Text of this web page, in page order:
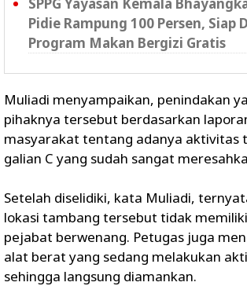
Pidie Rampung 100 Persen, Siap
Program Makan Bergizi Gratis
Muliadi menyampaikan, penindakan
pihaknya tersebut berdasarkan
masyarakat tentang adanya aktivitas
galian C yang sudah sangat
Setelah diselidiki, kata Muliadi,
lokasi tambang tersebut tidak
pejabat berwenang. Petugas juga
alat berat yang sedang melakukan
sehingga langsung diamankan.